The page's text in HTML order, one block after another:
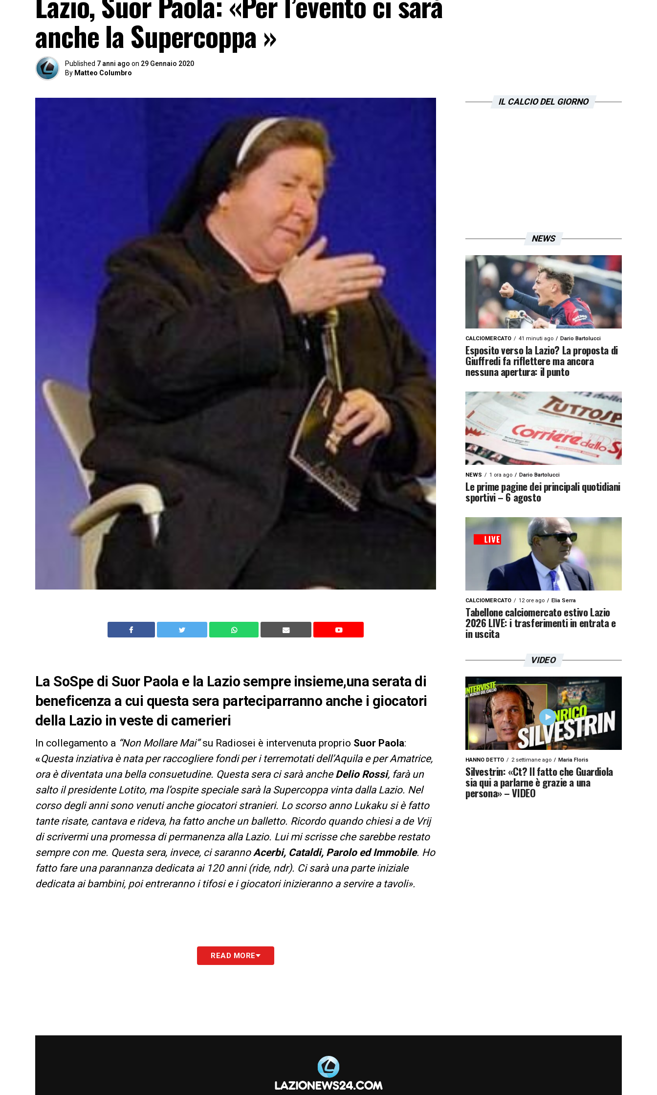
anche la Supercoppa »
Published 7 anni ago on 29 Gennaio 2020
By Matteo Columbro
La SoSpe di Suor Paola e la Lazio sempre insieme,una serata di
beneficenza a cui questa sera parteciparranno anche i giocatori
della Lazio in veste di camerieri
In collegamento a “Non Mollare Mai”su Radiosei è intervenuta proprio Suor Paola:
«Questa inziativa è nata per raccogliere fondi per i terremotati dell’Aquila e per Amatrice,
ora è diventata una bella consuetudine. Questa sera ci sarà ancheDelio Rossi, farà un
salto il presidente Lotito, ma l’ospite speciale sarà la Supercoppa vinta dalla Lazio. Nel
corso degli anni sono venuti anche giocatori stranieri. Lo scorso anno Lukaku si è fatto
tante risate, cantava e rideva, ha fatto anche un balletto. Ricordo quando chiesi a de Vrij
di scrivermi una promessa di permanenza alla Lazio. Lui mi scrisse che sarebbe restato
sempre con me. Questa sera, invece, ci saranno Acerbi, Cataldi, Parolo ed Immobile. Ho
fatto fare una parannanza dedicata ai 120 anni (ride, ndr). Ci sarà una parte iniziale
dedicata ai bambini, poi entreranno i tifosi e i giocatori inizieranno a servire a tavoli».
LA PLAYLIST DELLE NOSTRE TOP NEWS
READ MORE
IL CALCIO DEL GIORNO
NEWS
CALCIOMERCATO 41 minuti ago Dario Bartolucci
Esposito verso la Lazio? La proposta di
Giuffredi fa riflettere ma ancora
nessuna apertura: il punto
NEWS 1 ora ago Dario Bartolucci
Le prime pagine dei principali quotidiani
sportivi – 6 agosto
CALCIOMERCATO 12 ore ago Elia Serra
Tabellone calciomercato estivo Lazio
2026 LIVE: i trasferimenti in entrata e
in uscita
VIDEO
HANNO DETTO 2 settimane ago Maria Floris
Silvestrin: «Ct? Il fatto che Guardiola
sia qui a parlarne è grazie a una
persona» – VIDEO